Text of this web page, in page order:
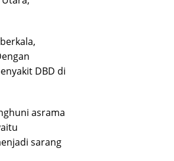
DBD di
asrama
sarang